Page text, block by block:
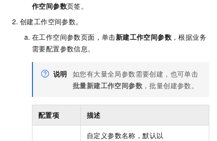
作空间参数页签。
创建工作空间参数。
在工作空间参数页面，单击新建工作空间参数 ，根据业务
需要配置参数信息。
说明 如您有大量全局参数需要创建，也可单击
批量新建工作空间参数 ，批量创建参数。
配置项 描述
自定义参数名称，默认以